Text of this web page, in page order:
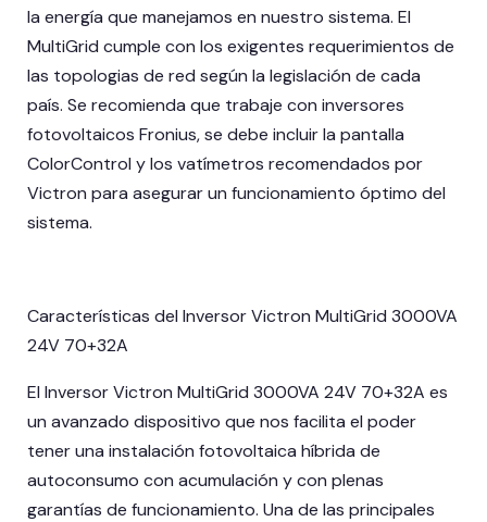
la energía que manejamos en nuestro sistema. El
MultiGrid cumple con los exigentes requerimientos de
las topologias de red según la legislación de cada
país. Se recomienda que trabaje con inversores
fotovoltaicos Fronius, se debe incluir la pantalla
ColorControl y los vatímetros recomendados por
Victron para asegurar un funcionamiento óptimo del
sistema.
Características del Inversor Victron MultiGrid 3000VA
24V 70+32A
El Inversor Victron MultiGrid 3000VA 24V 70+32A es
un avanzado dispositivo que nos facilita el poder
tener una instalación fotovoltaica híbrida de
autoconsumo con acumulación y con plenas
garantías de funcionamiento. Una de las principales